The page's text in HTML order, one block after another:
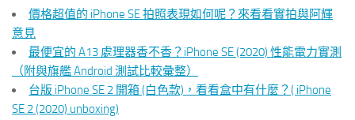
價格超值的 iPhone SE 拍照表現如何呢？來看看實拍與阿輝
意見
最便宜的 A13 處理器香不香？iPhone SE (2020) 性能電力實測
（附與旗艦 Android 測試比較彙整）
台版 iPhone SE 2 開箱 (白色款)，看看盒中有什麼？( iPhone
SE 2 (2020) unboxing)